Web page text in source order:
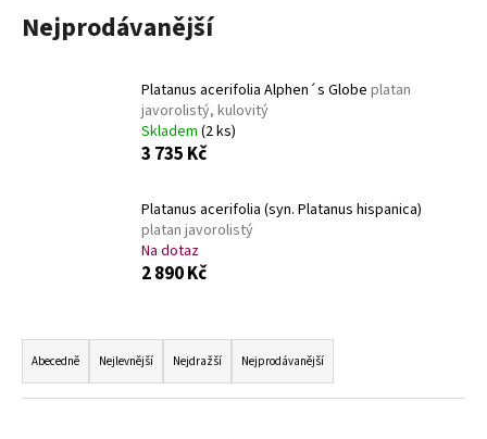
Nejprodávanější
Platanus acerifolia Alphen´s Globe platan
javorolistý, kulovitý
Skladem (2 ks)
3 735 Kč
Platanus acerifolia (syn. Platanus hispanica)
platan javorolistý
Na dotaz
2 890 Kč
Ř
a
z
Abecedně Nejlevnější Nejdražší Nejprodávanější
í
HLEDAT
p
o
r